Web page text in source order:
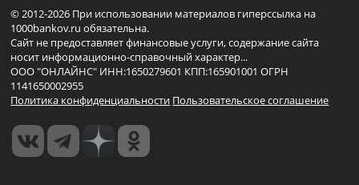
© 2012-2026 При использовании материалов гиперссылка на
1000bankov.ru обязательна.
Сайт не предоставляет финансовые услуги, содержание сайта
носит информационно-справочный характер...
ООО "ОНЛАЙНС" ИНН:1650279601 КПП:165901001 ОГРН
1141650002955
Политика конфиденциальности Пользовательское соглашение